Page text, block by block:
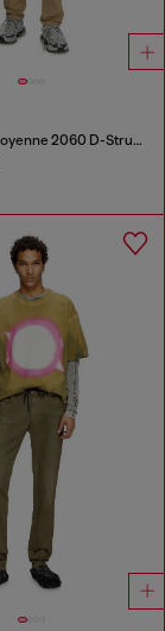
Slim Taille Moyenne 2060 D-Strukt Joggjeans®